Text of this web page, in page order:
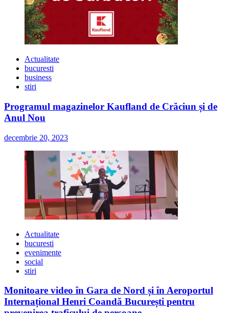
Actualitate
bucuresti
business
stiri
Programul magazinelor Kaufland de Crăciun și de
Anul Nou
decembrie 20, 2023
Actualitate
bucuresti
evenimente
social
stiri
Monitoare video în Gara de Nord și în Aeroportul
Internațional Henri Coandă București pentru